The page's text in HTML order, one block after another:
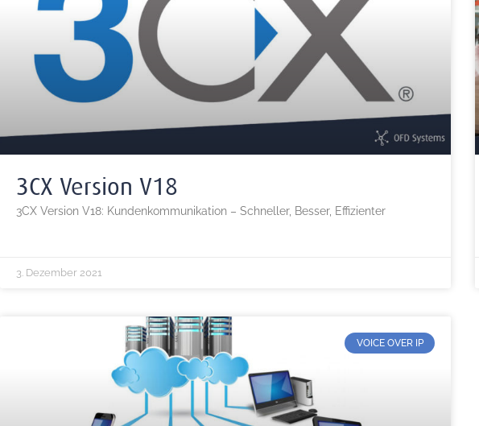
3CX Version V18
3CX Version V18: Kundenkommunikation – Schneller, Besser, Effizienter
3. Dezember 2021
VOICE OVER IP